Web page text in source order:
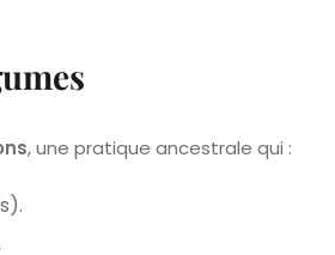
, une pratique ancestrale qui :